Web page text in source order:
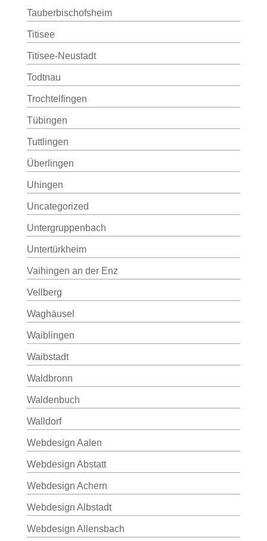
Tauberbischofsheim
Titisee
Titisee-Neustadt
Todtnau
Trochtelfingen
Tübingen
Tuttlingen
Überlingen
Uhingen
Uncategorized
Untergruppenbach
Untertürkheim
Vaihingen an der Enz
Vellberg
Waghäusel
Waiblingen
Waibstadt
Waldbronn
Waldenbuch
Walldorf
Webdesign Aalen
Webdesign Abstatt
Webdesign Achern
Webdesign Albstadt
Webdesign Allensbach